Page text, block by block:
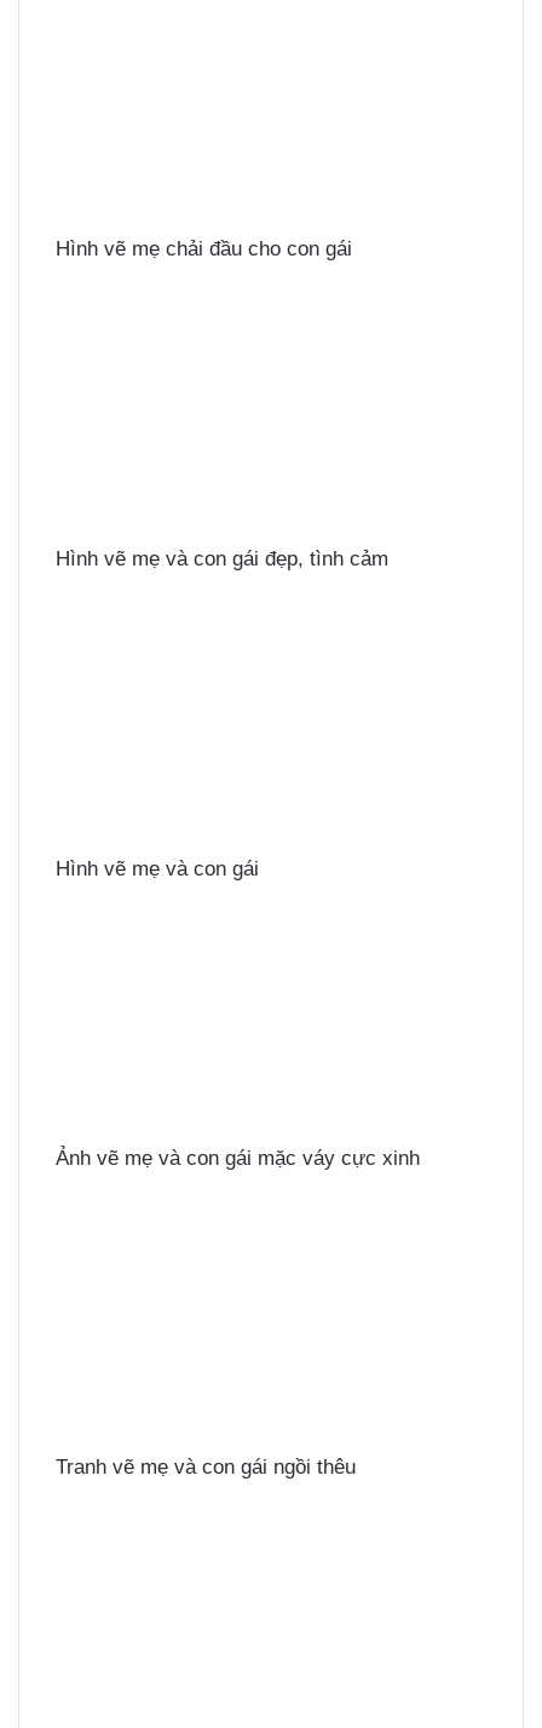
Hình vẽ mẹ chải đầu cho con gái
Hình vẽ mẹ và con gái đẹp, tình cảm
Hình vẽ mẹ và con gái
Ảnh vẽ mẹ và con gái mặc váy cực xinh
Tranh vẽ mẹ và con gái ngồi thêu